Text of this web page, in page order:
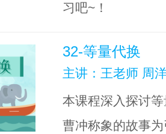
习吧~！
32-等量代换
主讲：王老师 周
本课程深入探讨
曹冲称象的故事